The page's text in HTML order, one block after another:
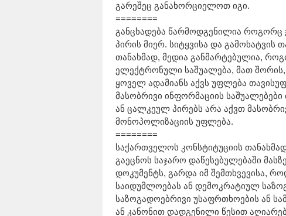
გარეშეც განახორციელოთ იგი.
========
განცხადება წარმოდგენილია როგორც
პირის მიერ. სიტყვისა და გამოხატვის
თანახმად, მედია განმარტებულია,
ელექტრონული საშუალება, მათ
ყოველ ადამიანს აქვს უფლება
მასობრივი ინფორმაციის
ან ცალკეულ პირებს არა აქვთ
მონოპოლიზაციის უფლება.
========
საქართველოს კონსტიტუციის
გაეცნოს საჯარო დაწესებულებაში
დოკუმენტს, გარდა იმ შემთხვევისა,
საიდუმლოებას ან დემოკრატიულ
საზოგადოებრივი უსაფრთხოების ან
ან კანონით დადგენილი წესით